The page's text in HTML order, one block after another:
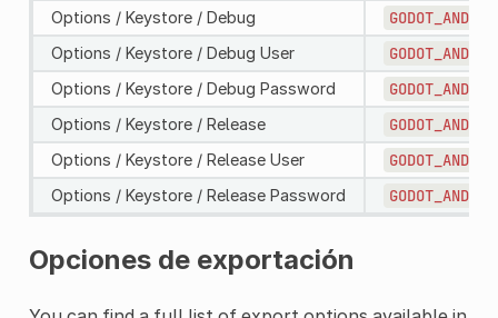
Options / Keystore / Debug
Options / Keystore / Debug User
Options / Keystore / Debug Password
Options / Keystore / Release
Options / Keystore / Release User
Options / Keystore / Release Password
Opciones de exportación